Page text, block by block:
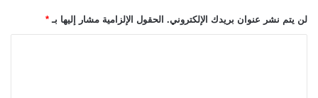
لن يتم نشر عنوان بريدك الإلكتروني. الحقول الإلزامية مشار إليها بـ *